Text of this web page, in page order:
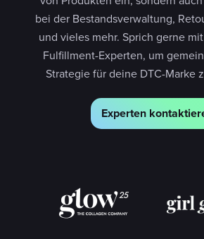
bei der Bestandsverwaltung,
und vieles mehr. Sprich gerne
Fulfillment-Experten, um
Strategie für deine DTC-Marke
Experten